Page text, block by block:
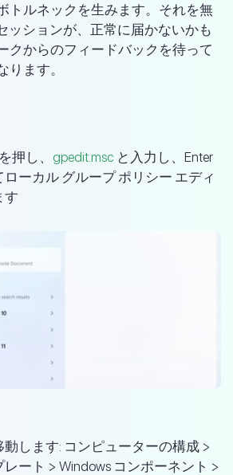
トルネックを生みます。それを無
ッションが、正常に届かないかも
クからのフィードバックを待って
ります。
押し、 gpedit.msc と入力し、Enter
ーカル グループ ポリシー エディ
す
します: コンピューターの構成 >
ート > Windows コンポーネント >